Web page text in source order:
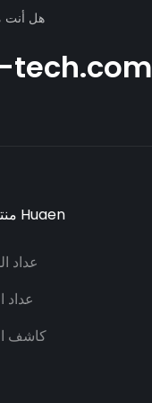
هل أنت
tech.com
منتجات Huaen
عداد
عداد
كاشف